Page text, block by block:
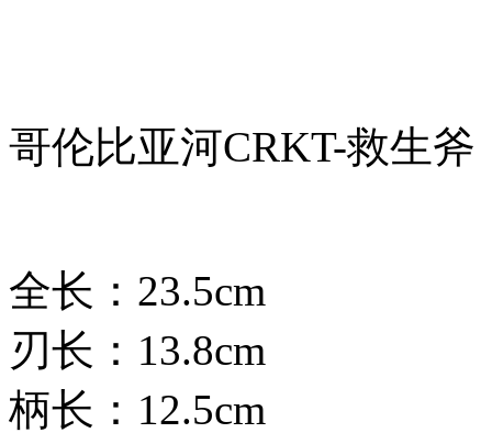
哥伦比亚河CRKT-救生斧
全长：23.5cm
刃长：13.8cm
柄长：12.5cm